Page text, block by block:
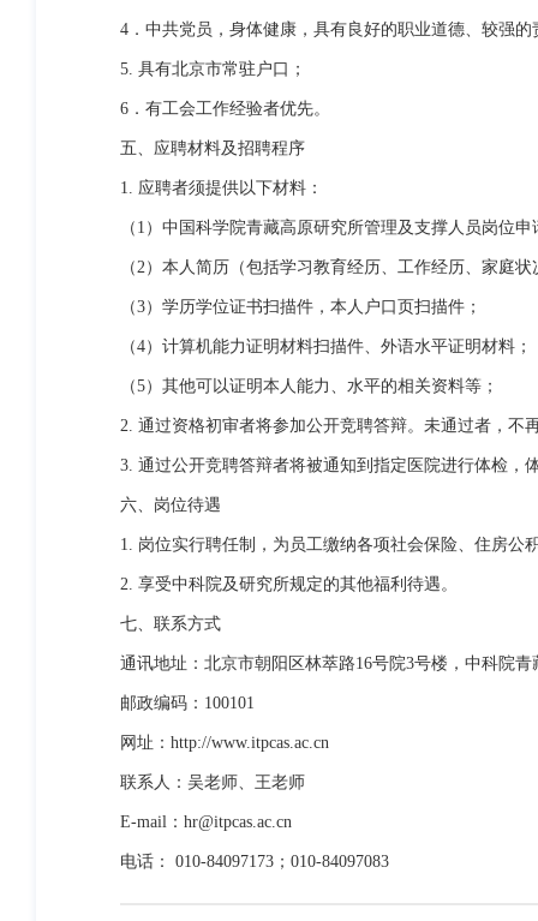
4．中共党员，身体健康，具有良好的职业道德、较强
5. 具有北京市常驻户口；
6．有工会工作经验者优先。
五、应聘材料及招聘程序
1. 应聘者须提供以下材料：
（1） 中国科学院青藏高原研究所管理及支撑人员岗位申
（2）本人简历（包括学习教育经历、工作经历、家庭状
（3）学历学位证书扫描件，本人户口页扫描件；
（4）计算机能力证明材料扫描件、外语水平证明材料；
（5）其他可以证明本人能力、水平的相关资料等；
2. 通过资格初审者将参加公开竞聘答辩。未通过者，不
3. 通过公开竞聘答辩者将被通知到指定医院进行体检，
六、岗位待遇
1. 岗位实行聘任制，为员工缴纳各项社会保险、住房公
2. 享受中科院及研究所规定的其他福利待遇。
七、联系方式
通讯地址：北京市朝阳区林萃路16号院3号楼，中科院青
邮政编码：100101
网址：http://www.itpcas.ac.cn
联系人：吴老师、王老师
E-mail：hr@itpcas.ac.cn
电话： 010-84097173；010-84097083